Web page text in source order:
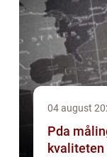
04 august
Pda